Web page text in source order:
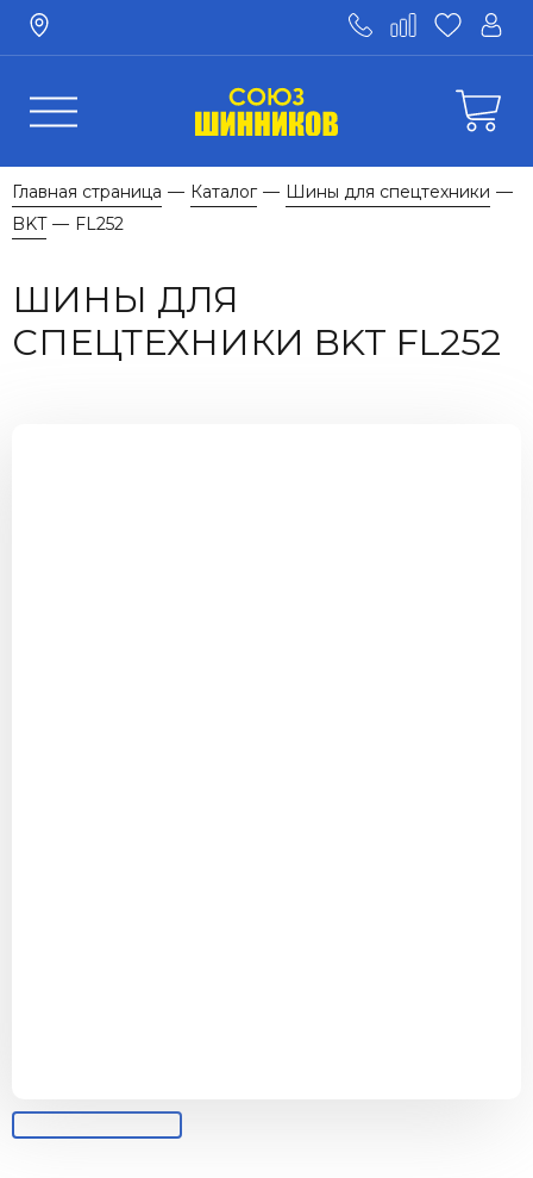
Главная страница — Каталог — Шины для спецтехники —
BKT — FL252
ШИНЫ ДЛЯ
СПЕЦТЕХНИКИ BKT FL252